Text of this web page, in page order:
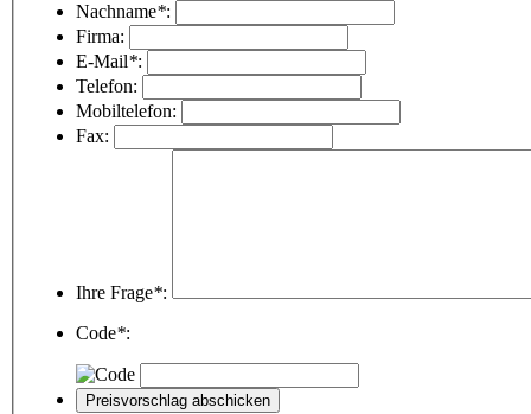
Nachname*:
Firma:
E-Mail*:
Telefon:
Mobiltelefon:
Fax:
Ihre Frage*:
Code*: